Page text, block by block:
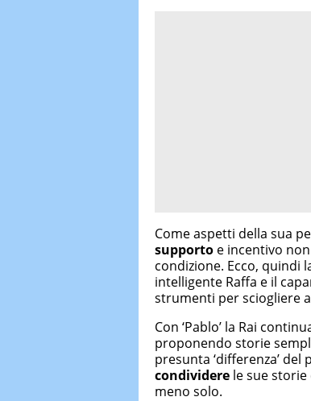
Come aspetti della sua
supporto e incentivo
condizione. Ecco, quindi
intelligente Raffa e il
strumenti per sciogliere
Con ‘Pablo’ la Rai
proponendo storie
presunta ‘differenza’
condividere le sue storie
meno solo.